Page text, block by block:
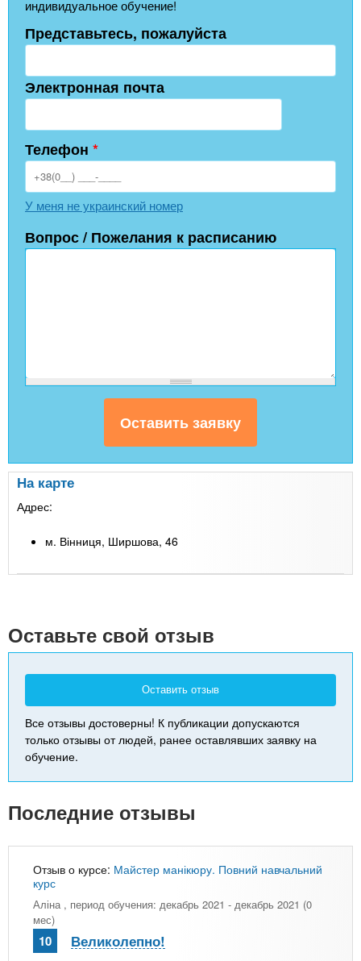
индивидуальное обучение!
Представьтесь, пожалуйста
Электронная почта
Телефон *
У меня не украинский номер
Вопрос / Пожелания к расписанию
На карте
Адрес:
м. Вінниця, Ширшова, 46
Оставьте свой отзыв
Оставить отзыв
Все отзывы достоверны! К публикации допускаются
только отзывы от людей, ранее оставлявших заявку на
обучение.
Последние отзывы
Отзыв о курсе: Майстер манікюру. Повний навчальний
курс
Аліна, период обучения: декабрь 2021 - декабрь 2021 (0
мес)
10 Великолепно!